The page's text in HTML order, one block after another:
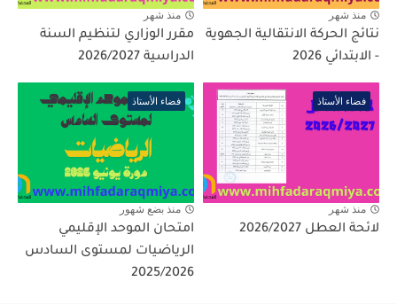
منذ شهر
نتائج الحركة الانتقالية الجهوية
- الابتدائي 2026
منذ شهر
مقرر الوزاري لتنظيم السنة
الدراسية 2026/2027
فضاء الأستاذ
منذ شهر
لائحة العطل 2026/2027
فضاء الأستاذ
منذ بضع شهور
امتحان الموحد الإقليمي
الرياضيات لمستوى السادس
2025/2026